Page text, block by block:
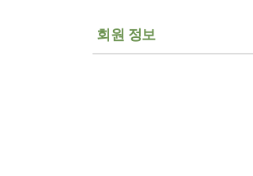
회원 정보